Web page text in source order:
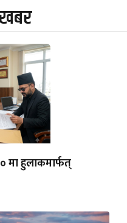
मा हुलाकमार्फत्